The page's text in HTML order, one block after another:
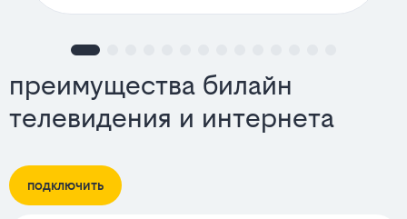
преимущества билайн
телевидения и интернета
подключить